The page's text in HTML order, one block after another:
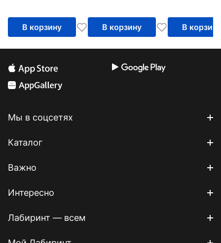
В корзину В корзину В корзину
Мы в соцсетях
Каталог
Важно
Интересно
Лабиринт — всем